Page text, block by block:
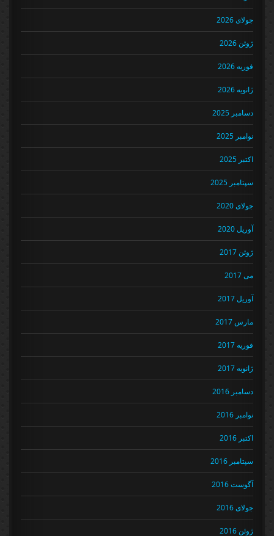
جولای 2026
ژوئن 2026
فوریه 2026
ژانویه 2026
دسامبر 2025
نوامبر 2025
اکتبر 2025
سپتامبر 2025
جولای 2020
آوریل 2020
ژوئن 2017
می 2017
آوریل 2017
مارس 2017
فوریه 2017
ژانویه 2017
دسامبر 2016
نوامبر 2016
اکتبر 2016
سپتامبر 2016
آگوست 2016
جولای 2016
ژوئن 2016